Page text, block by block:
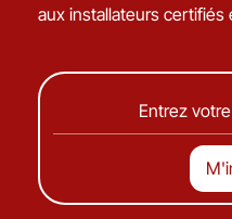
aux installateurs certifiés